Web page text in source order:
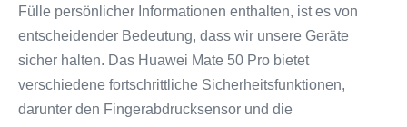
Fülle persönlicher Informationen enthalten, ist es von
entscheidender Bedeutung, dass wir unsere Geräte
sicher halten. Das Huawei Mate 50 Pro bietet
verschiedene fortschrittliche Sicherheitsfunktionen,
darunter den Fingerabdrucksensor und die